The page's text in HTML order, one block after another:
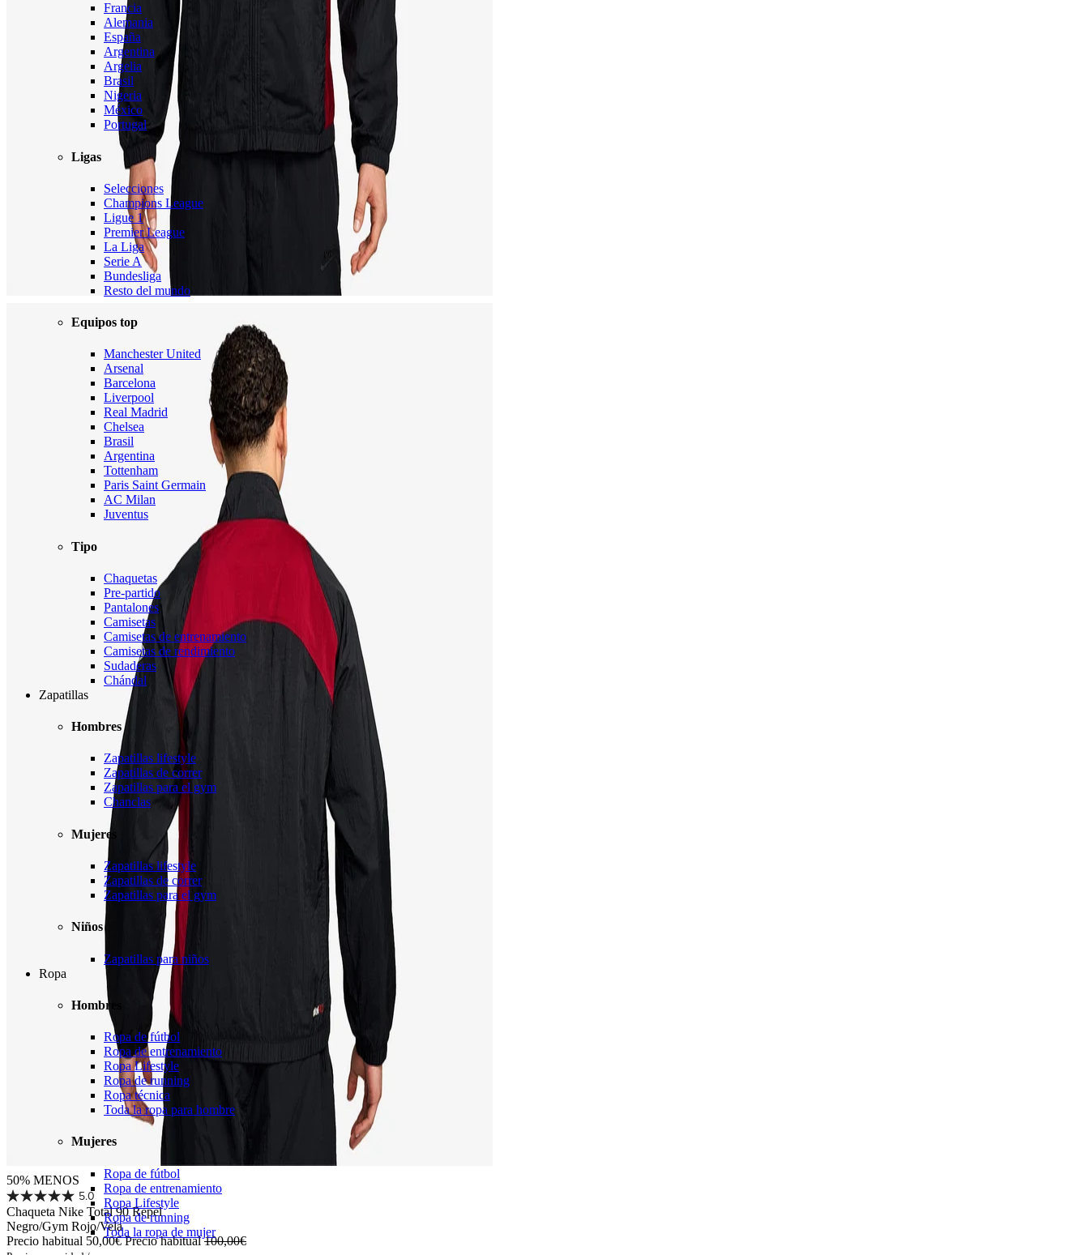
Francia
Alemania
España
Argentina
Argelia
Brasil
Nigeria
México
Portugal
Ligas
Selecciones
Champions League
Ligue 1
Premier League
La Liga
Serie A
Bundesliga
Resto del mundo
Equipos top
Manchester United
Arsenal
Barcelona
Liverpool
Real Madrid
Chelsea
Brasil
Argentina
Tottenham
Paris Saint Germain
AC Milan
Juventus
Tipo
Chaquetas
Pre-partido
Pantalones
Camisetas
Camisetas de entrenamiento
Camisetas de rendimiento
Sudaderas
Chándal
Zapatillas
Hombres
Zapatillas lifestyle
Zapatillas de correr
Zapatillas para el gym
Chanclas
Mujeres
Zapatillas lifestyle
Zapatillas de correr
Zapatillas para el gym
Niños
Zapatillas para niños
Ropa
Hombres
Ropa de fútbol
Ropa de entrenamiento
Ropa Lifestyle
Ropa de running
Ropa técnica
Toda la ropa para hombre
Mujeres
Ropa de fútbol
Ropa de entrenamiento
Ropa Lifestyle
Ropa de running
Toda la ropa de mujer
50% MENOS
5.0
Chaqueta Nike Total 90 Repel
Negro/Gym Rojo/Vela
Precio habitual 50,00€Precio habitual 100,00€